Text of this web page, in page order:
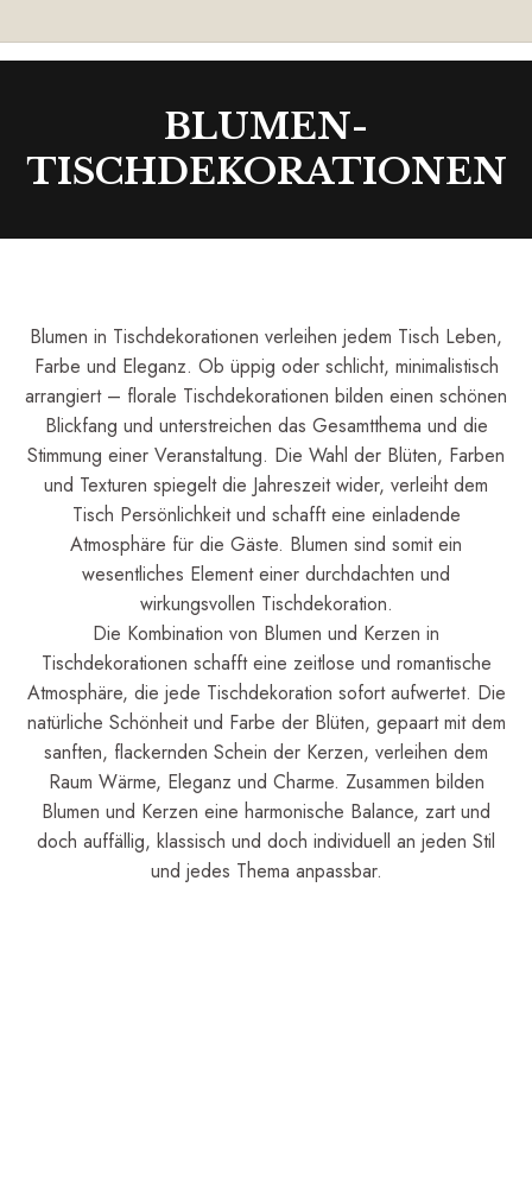
BLUMEN-
TISCHDEKORATIONEN
Blumen in Tischdekorationen verleihen jedem Tisch Leben,
Farbe und Eleganz. Ob üppig oder schlicht, minimalistisch
arrangiert – florale Tischdekorationen bilden einen schönen
Blickfang und unterstreichen das Gesamtthema und die
Stimmung einer Veranstaltung. Die Wahl der Blüten, Farben
und Texturen spiegelt die Jahreszeit wider, verleiht dem
Tisch Persönlichkeit und schafft eine einladende
Atmosphäre für die Gäste. Blumen sind somit ein
wesentliches Element einer durchdachten und
wirkungsvollen Tischdekoration.
Die Kombination von Blumen und Kerzen in
Tischdekorationen schafft eine zeitlose und romantische
Atmosphäre, die jede Tischdekoration sofort aufwertet. Die
natürliche Schönheit und Farbe der Blüten, gepaart mit dem
sanften, flackernden Schein der Kerzen, verleihen dem
Raum Wärme, Eleganz und Charme. Zusammen bilden
Blumen und Kerzen eine harmonische Balance, zart und
doch auffällig, klassisch und doch individuell an jeden Stil
und jedes Thema anpassbar.